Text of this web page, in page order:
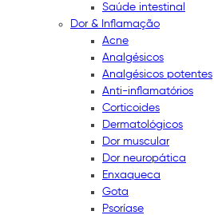
Saúde intestinal
Dor & Inflamação
Acne
Analgésicos
Analgésicos potentes
Anti-inflamatórios
Corticoides
Dermatológicos
Dor muscular
Dor neuropática
Enxaqueca
Gota
Psoríase